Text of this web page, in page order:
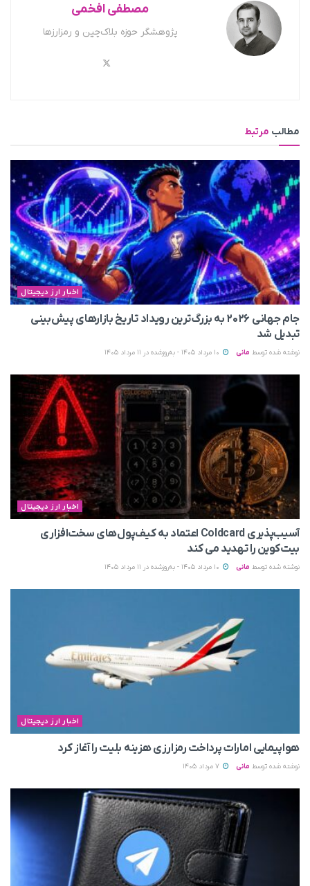
مصطفی افخمی
پژوهشگر حوزه بلاک‌چین و رمزارزها
مطالب مرتبط
اخبار ارز دیجیتال
جام جهانی ۲۰۲۶ به بزرگ‌ترین رویداد تاریخ بازارهای پیش‌بینی
تبدیل شد
نوشته شده توسط مانی
اخبار ارز دیجیتال
آسیب‌پذیری Coldcard اعتماد به کیف‌پول‌های سخت‌افزاری
بیت‌کوین را تهدید می‌ کند
نوشته شده توسط مانی
اخبار ارز دیجیتال
هواپیمایی امارات پرداخت رمزارزی هزینه بلیت را آغاز کرد
نوشته شده توسط مانی